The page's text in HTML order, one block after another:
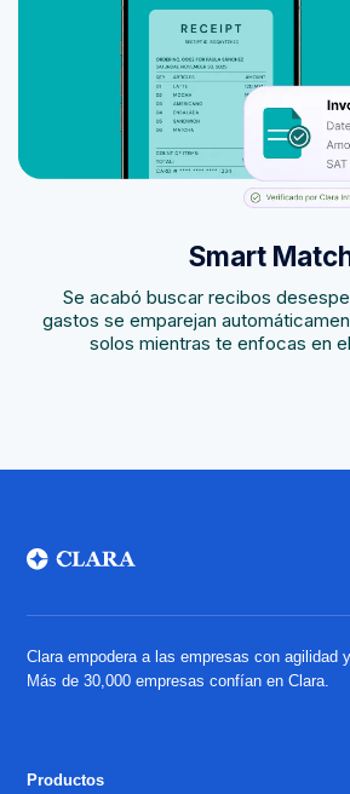
Smart
Se acabó buscar recibos
gastos se emparejan
solos mientras te enfocas en
Clara empodera a las empresas con agilidad
Más de 30,000 empresas confían en Clara.
Productos